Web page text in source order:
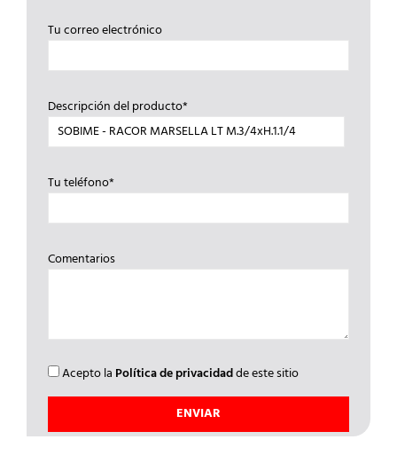
Tu correo electrónico
Descripción del producto*
Tu teléfono*
Comentarios
Acepto la Política de privacidadde este sitio